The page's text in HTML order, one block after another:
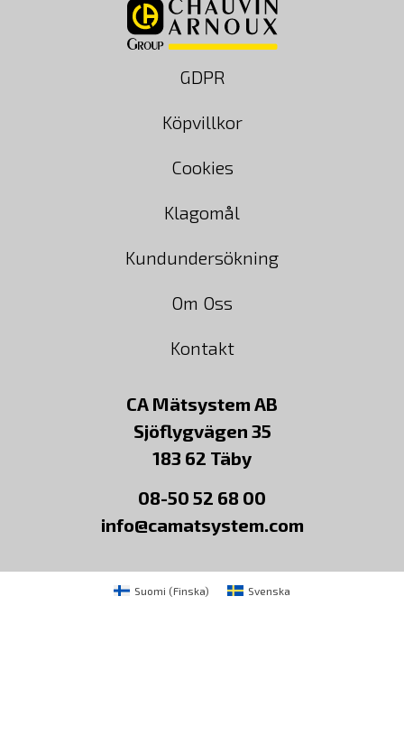
GDPR
Köpvillkor
Cookies
Klagomål
Kundundersökning
Om Oss
Kontakt
CA Mätsystem AB
Sjöflygvägen 35
183 62 Täby
08-50 52 68 00
info@camatsystem.com
Suomi (Finska) Svenska